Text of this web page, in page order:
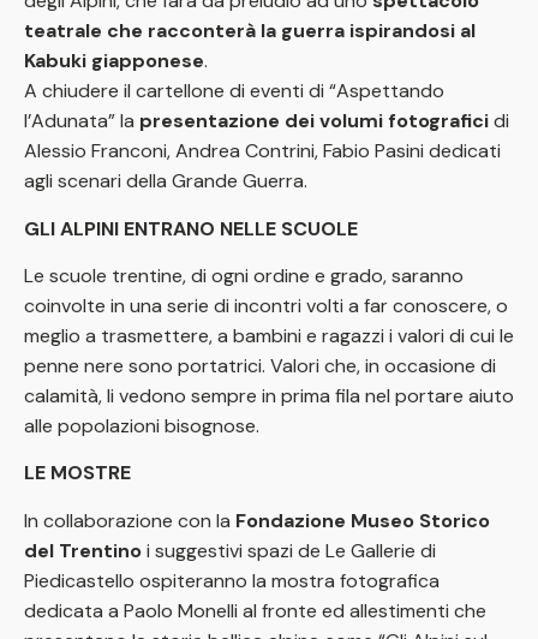
teatrale che racconterà la guerra ispirandosi al
Kabuki giapponese.
A chiudere il cartellone di eventi di “Aspettando
l’Adunata” la presentazione dei volumi fotograficidi
Alessio Franconi, Andrea Contrini, Fabio Pasini dedicati
agli scenari della Grande Guerra.
GLI ALPINI ENTRANO NELLE SCUOLE
Le scuole trentine, di ogni ordine e grado, saranno
coinvolte in una serie di incontri volti a far conoscere, o
meglio a trasmettere, a bambini e ragazzi i valori di cui le
penne nere sono portatrici. Valori che, in occasione di
calamità, li vedono sempre in prima fila nel portare aiuto
alle popolazioni bisognose.
LE MOSTRE
In collaborazione con la Fondazione Museo Storico
del Trentinoi suggestivi spazi de Le Gallerie di
Piedicastello ospiteranno la mostra fotografica
dedicata a Paolo Monelli al fronte ed allestimenti che